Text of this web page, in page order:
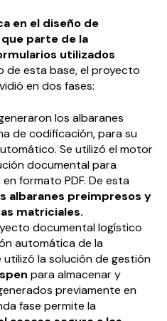
en el diseño de
parte de la
utilizados
de esta base, el proyecto
en dos fases:
los albaranes
de codificación, para su
Se utilizó el motor
documental para
formato PDF. De esta
albaranes preimpresos y
matriciales.
documental logístico
automática de la
la solución de gestión
para almacenar y
previamente en
fase permite la